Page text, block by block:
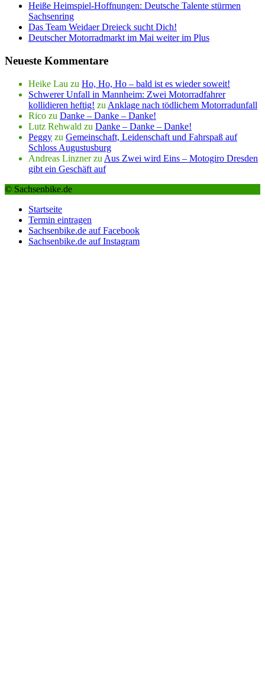
Heiße Heimspiel-Hoffnungen: Deutsche Talente stürmen
Sachsenring
Das Team Weidaer Dreieck sucht Dich!
Deutscher Motorradmarkt im Mai weiter im Plus
Neueste Kommentare
Heike Lau zu Ho, Ho, Ho – bald ist es wieder soweit!
Schwerer Unfall in Mannheim: Zwei Motorradfahrer
kollidieren heftig! zu Anklage nach tödlichem Motorradunfall
Rico zu Danke – Danke – Danke!
Lutz Rehwald zu Danke – Danke – Danke!
Peggy zu Gemeinschaft, Leidenschaft und Fahrspaß auf
Schloss Augustusburg
Andreas Linznerzu Aus Zwei wird Eins – Motogiro Dresden
gibt ein Geschäft auf
© Sachsenbike.de
Startseite
Termin eintragen
Sachsenbike.de auf Facebook
Sachsenbike.de auf Instagram